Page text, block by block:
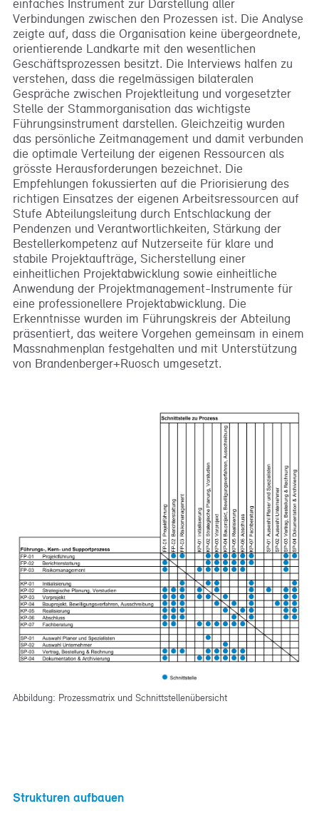
einfaches Instrument zur Darstellung aller
Verbindungen zwischen den Prozessen ist. Die Analyse
zeigte auf, dass die Organisation keine übergeordnete,
orientierende Landkarte mit den wesentlichen
Geschäftsprozessen besitzt. Die Interviews halfen zu
verstehen, dass die regelmässigen bilateralen
Gespräche zwischen Projektleitung und vorgesetzter
Stelle der Stammorganisation das wichtigste
Führungsinstrument darstellen. Gleichzeitig wurden
das persönliche Zeitmanagement und damit verbunden
die optimale Verteilung der eigenen Ressourcen als
grösste Herausforderungen bezeichnet. Die
Empfehlungen fokussierten auf die Priorisierung des
richtigen Einsatzes der eigenen Arbeitsressourcen auf
Stufe Abteilungsleitung durch Entschlackung der
Pendenzen und Verantwortlichkeiten, Stärkung der
Bestellerkompetenz auf Nutzerseite für klare und
stabile Projektaufträge, Sicherstellung einer
einheitlichen Projektabwicklung sowie einheitliche
Anwendung der Projektmanagement-Instrumente für
eine professionellere Projektabwicklung. Die
Erkenntnisse wurden im Führungskreis der Abteilung
präsentiert, das weitere Vorgehen gemeinsam in einem
Massnahmenplan festgehalten und mit Unterstützung
von Brandenberger+Ruosch umgesetzt.
Abbildung: Prozessmatrix und Schnittstellenübersicht
Strukturen aufbauen